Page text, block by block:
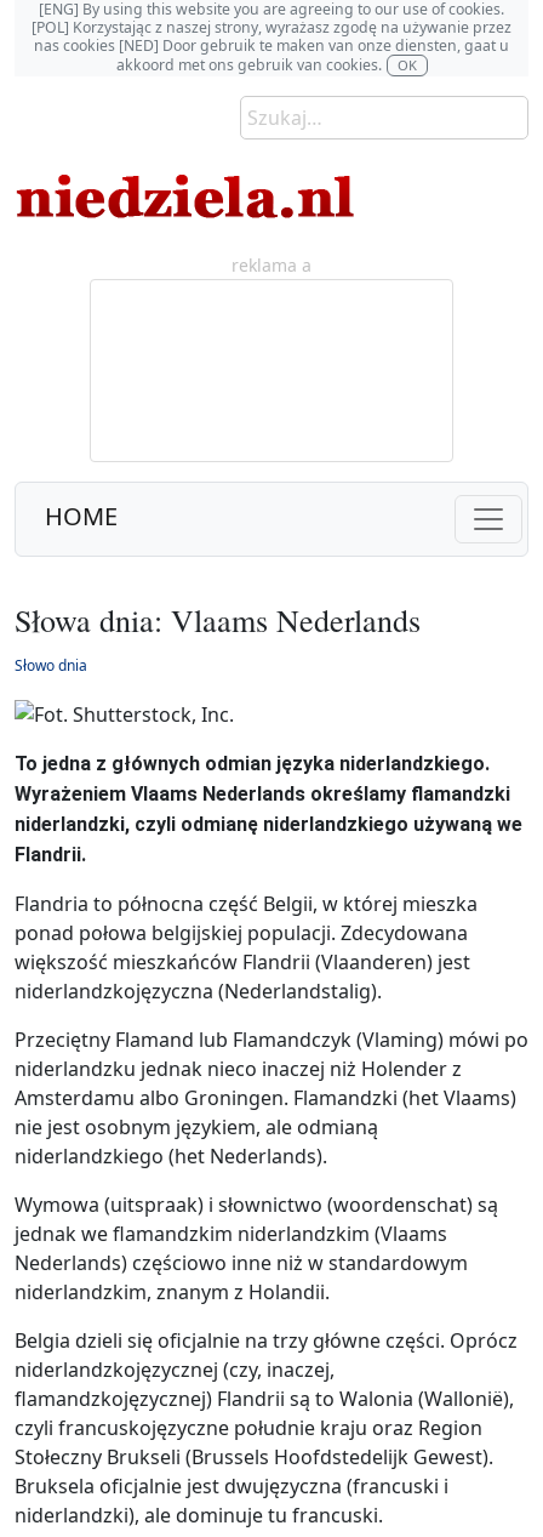
[ENG] By using this website you are agreeing to our use of cookies.
[POL] Korzystając z naszej strony, wyrażasz zgodę na używanie przez
nas cookies [NED] Door gebruik te maken van onze diensten, gaat u
akkoord met ons gebruik van cookies.
OK
reklama a
HOME
Słowa dnia: Vlaams Nederlands
Słowo dnia
To jedna z głównych odmian języka niderlandzkiego.
Wyrażeniem Vlaams Nederlands określamy flamandzki
niderlandzki, czyli odmianę niderlandzkiego używaną we
Flandrii.
Flandria to północna część Belgii, w której mieszka
ponad połowa belgijskiej populacji. Zdecydowana
większość mieszkańców Flandrii (Vlaanderen) jest
niderlandzkojęzyczna (Nederlandstalig).
Przeciętny Flamand lub Flamandczyk (Vlaming) mówi po
niderlandzku jednak nieco inaczej niż Holender z
Amsterdamu albo Groningen. Flamandzki (het Vlaams)
nie jest osobnym językiem, ale odmianą
niderlandzkiego (het Nederlands).
Wymowa (uitspraak) i słownictwo (woordenschat) są
jednak we flamandzkim niderlandzkim (Vlaams
Nederlands) częściowo inne niż w standardowym
niderlandzkim, znanym z Holandii.
Belgia dzieli się oficjalnie na trzy główne części. Oprócz
niderlandzkojęzycznej (czy, inaczej,
flamandzkojęzycznej) Flandrii są to Walonia (Wallonië),
czyli francuskojęzyczne południe kraju oraz Region
Stołeczny Brukseli (Brussels Hoofdstedelijk Gewest).
Bruksela oficjalnie jest dwujęzyczna (francuski i
niderlandzki), ale dominuje tu francuski.